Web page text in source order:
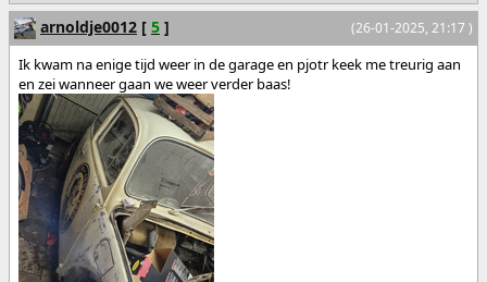
(26-01-2025, 21:17 )
arnoldje0012 [ 5 ]
Ik kwam na enige tijd weer in de garage en pjotr keek me treurig aan
en zei wanneer gaan we weer verder baas!